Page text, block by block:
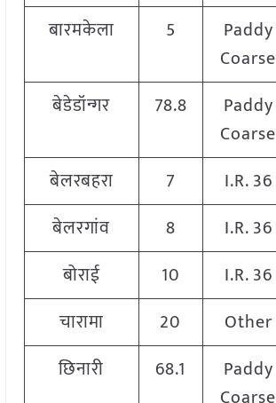
बारमकेला 5
Paddy
Coarse
बेडेडॉन्गर 78.8
Paddy
Coarse
बेलरबहरा 7 I.R. 36
बेलरगांव
8 I.R. 36
बोराई
10 I.R. 36
चारामा
20 Other
छिनारी
68.1
Paddy